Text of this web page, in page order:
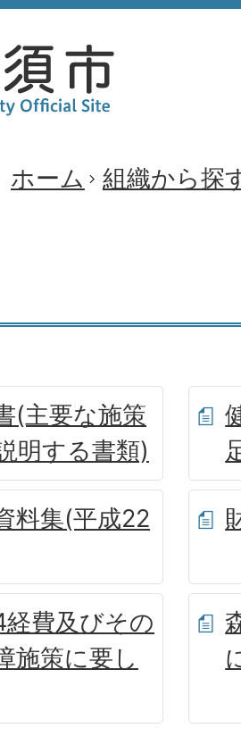
ホーム 組織から探
(主要な施策
明する書類)
料集(平成22
費及びその
施策に要し